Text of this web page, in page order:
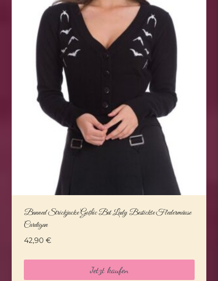
Banned Strickjacke Gothic Bat Lady Bestickte Fledermäuse
Cardigan
42,90 €
Jetzt kaufen